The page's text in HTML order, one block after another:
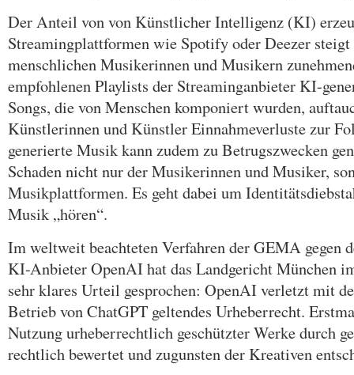
Der Anteil von von Künstlicher Intelligenz (KI)
Streamingplattformen wie Spotify oder Deezer steigt
menschlichen Musikerinnen und Musikern
empfohlenen Playlists der Streaminganbieter KI-
Songs, die von Menschen komponiert wurden,
Künstlerinnen und Künstler Einnahmeverluste zur
generierte Musik kann zudem zu Betrugszwecken
Schaden nicht nur der Musikerinnen und Musiker,
Musikplattformen. Es geht dabei um
Musik „hören“.
Im weltweit beachteten Verfahren der GEMA gegen
KI-Anbieter OpenAI hat das Landgericht München
sehr klares Urteil gesprochen: OpenAI verletzt mit
Betrieb von ChatGPT geltendes Urheberrecht.
Nutzung urheberrechtlich geschützter Werke durch
rechtlich bewertet und zugunsten der Kreativen